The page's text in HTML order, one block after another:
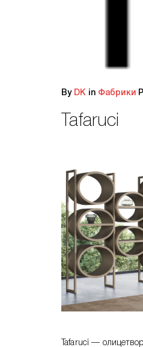
By DK in Фабрики
Tafaruci
Tafaruci —